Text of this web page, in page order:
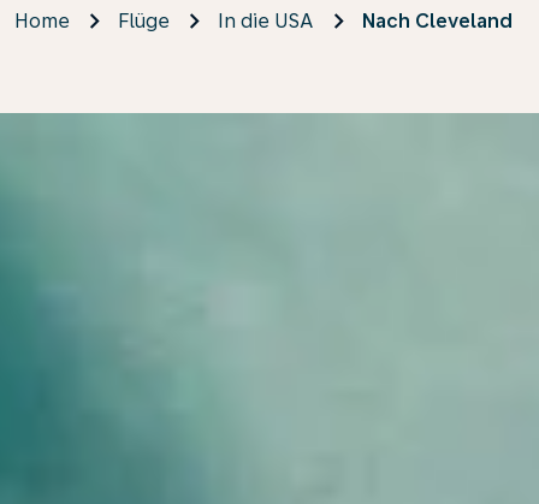
Home Flüge In die USA Nach Cleveland